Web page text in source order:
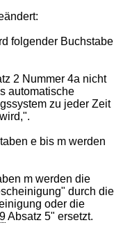
folgender Buchstabe
2 Nummer 4a nicht
automatische
zu jeder Zeit
e bis m werden
m werden die
durch die
oder die
9Absatz 5" ersetzt.